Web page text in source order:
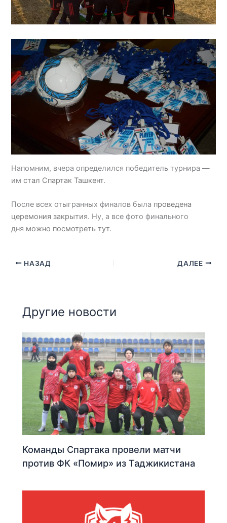
Напомним, вчера определился победитель турнира —
имстал Спартак Ташкент.
После всех отыгранных финалов была проведена
церемония закрытия. Ну, а все фото финального
дня можно посмотреть тут.
НАЗАД ДАЛЕЕ
Другие новости
Команды Спартака провели матчи
против ФК «Помир» из Таджикистана